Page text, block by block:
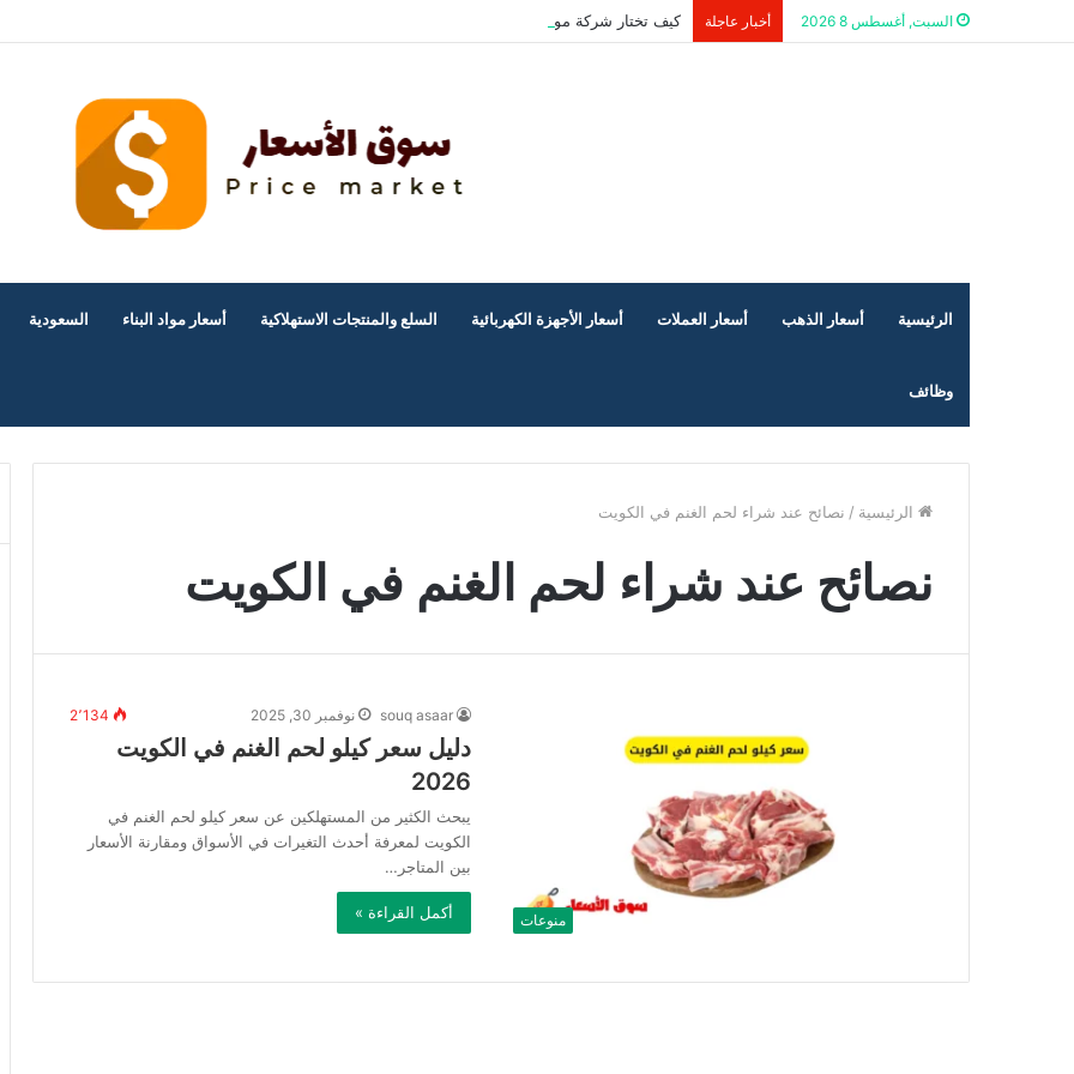
السبت, أغسطس 8 2026 أخبار عاجلة كيف تختار شركة موثوقة لشراء الأثاث المستعمل بالرياض؟
الرئيسية أسعار الذهب أسعار العملات أسعار الأجهزة الكهربائية السلع والمنتجات الاستهلاكية أسعار مواد البناء السعودية
وظائف
الرئيسية / نصائح عند شراء لحم الغنم في الكويت
نصائح عند شراء لحم الغنم في الكويت
منوعات
souq asaar نوفمبر 30, 2025 2٬134
دليل سعر كيلو لحم الغنم في الكويت
2026
يبحث الكثير من المستهلكين عن سعر كيلو لحم الغنم في
الكويت لمعرفة أحدث التغيرات في الأسواق ومقارنة الأسعار
بين المتاجر…
أكمل القراءة »